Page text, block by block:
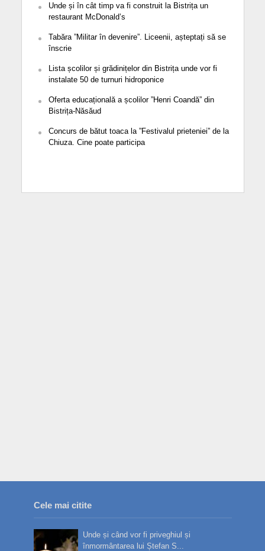
Unde și în cât timp va fi construit la Bistrița un
restaurant McDonald’s
Tabăra ”Militar în devenire”. Liceenii, așteptați să se
înscrie
Lista școlilor și grădinițelor din Bistrița unde vor fi
instalate 50 de turnuri hidroponice
Oferta educațională a școlilor ”Henri Coandă” din
Bistrița-Năsăud
Concurs de bătut toaca la ”Festivalul prieteniei” de la
Chiuza. Cine poate participa
Cele mai citite
Unde și când vor fi priveghiul și
înmormântarea lui Ștefan S...